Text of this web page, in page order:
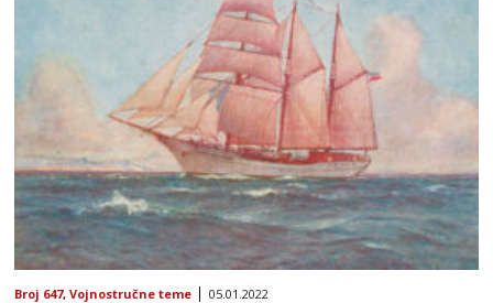
Broj 647, Vojnostručne teme
05.01.2022